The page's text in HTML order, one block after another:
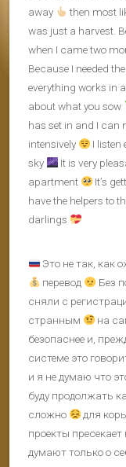
away
then most
was just a harvest.
when I came two
Because I needed
everything works in
about what you sow
has set in and I can
intensively
I listen
sky
It is very
apartment
It’s
have the helpers to
darlings
Это не так, как
перевод
Без
сняли с
странным
на
безопаснее и,
системе это
и я не думаю что
буду продолжать
сложно
для
проекты пресекает
думают только о